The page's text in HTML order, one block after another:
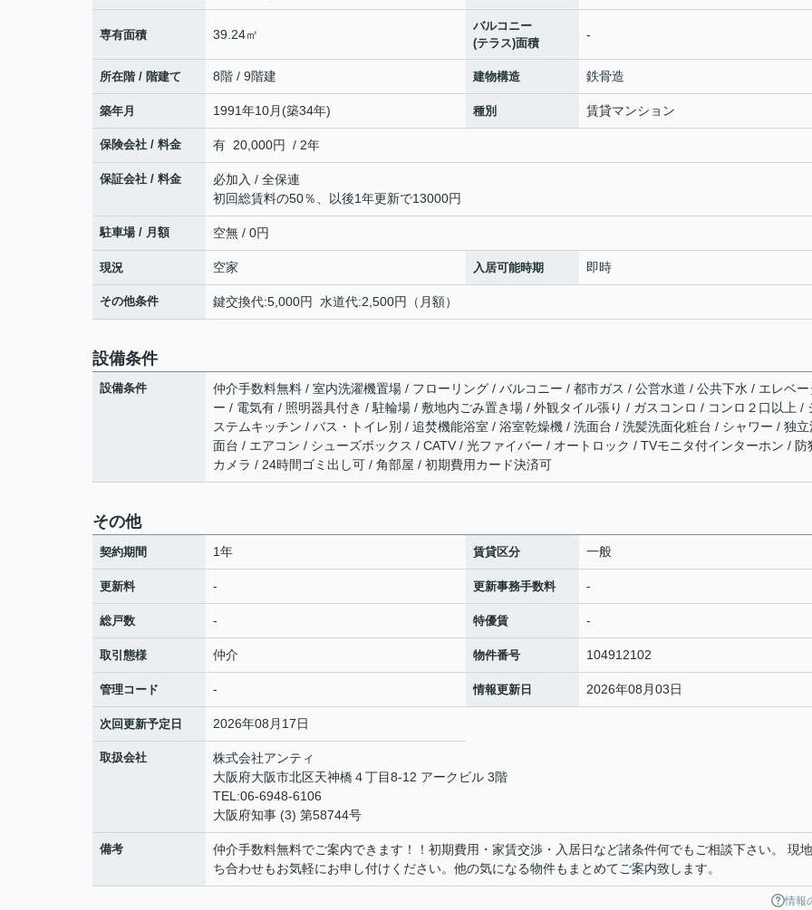
専有面積 39.24㎡
バルコニー
(テラス)面積
-
所在階 / 階建て 8階 / 9階建 建物構造 鉄骨造
築年月 1991年10月(築34年) 種別 賃貸マンション
保険会社 / 料金 有 20,000円 / 2年
保証会社 / 料金
必加入 / 全保連
初回総賃料の50％、以後1年更新で13000円
駐車場 / 月額 空無 / 0円
現況 空家 入居可能時期 即時
その他条件 鍵交換代:5,000円 水道代:2,500円（月額）
設備条件
設備条件
仲介手数料無料 / 室内洗濯機置場 / フローリング / バルコニー / 都市ガス / 公営水道 / 公共下水 / エレベー
ー / 電気有 / 照明器具付き / 駐輪場 / 敷地内ごみ置き場 / 外観タイル張り / ガスコンロ / コンロ２口以上 /
ステムキッチン / バス・トイレ別 / 追焚機能浴室 / 浴室乾燥機 / 洗面台 / 洗髪洗面化粧台 / シャワー / 独立
面台 / エアコン / シューズボックス / CATV / 光ファイバー / オートロック / TVモニタ付インターホン / 防
カメラ / 24時間ゴミ出し可 / 角部屋 / 初期費用カード決済可
その他
契約期間 1年 賃貸区分 一般
更新料 - 更新事務手数料 -
総戸数 - 特優賃 -
取引態様 仲介 物件番号 104912102
管理コード - 情報更新日 2026年08月03日
次回更新予定日 2026年08月17日
取扱会社
株式会社アンティ
大阪府大阪市北区天神橋４丁目8-12 アークビル 3階
TEL:06-6948-6106
大阪府知事 (3) 第58744号
備考
仲介手数料無料でご案内できます！！初期費用・家賃交渉・入居日など諸条件何でもご相談下さい。 現
ち合わせもお気軽にお申し付けください。他の気になる物件もまとめてご案内致します。
情報